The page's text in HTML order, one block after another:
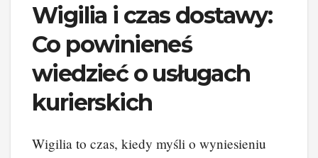
Wigilia i czas dostawy:
Co powinieneś
wiedzieć o usługach
kurierskich
Wigilia to czas, kiedy myśli o wyniesieniu